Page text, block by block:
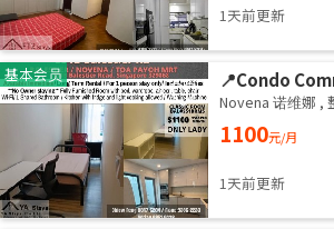
1天前更新
基本会员
📍Condo
Balestier -
Immediately
Novena 诺维娜 ,
1100元/月
1天前更新